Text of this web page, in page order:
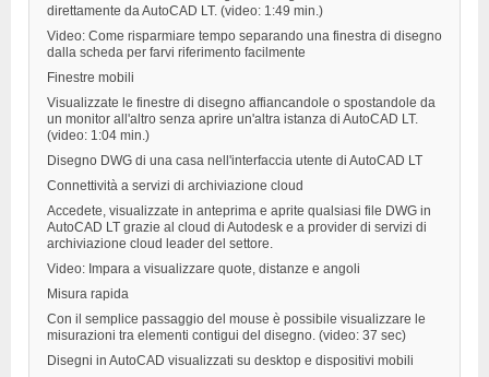
direttamente da AutoCAD LT. (video: 1:49 min.)
Video: Come risparmiare tempo separando una finestra di disegno
dalla scheda per farvi riferimento facilmente
Finestre mobili
Visualizzate le finestre di disegno affiancandole o spostandole da
un monitor all'altro senza aprire un'altra istanza di AutoCAD LT.
(video: 1:04 min.)
Disegno DWG di una casa nell'interfaccia utente di AutoCAD LT
Connettività a servizi di archiviazione cloud
Accedete, visualizzate in anteprima e aprite qualsiasi file DWG in
AutoCAD LT grazie al cloud di Autodesk e a provider di servizi di
archiviazione cloud leader del settore.
Video: Impara a visualizzare quote, distanze e angoli
Misura rapida
Con il semplice passaggio del mouse è possibile visualizzare le
misurazioni tra elementi contigui del disegno. (video: 37 sec)
Disegni in AutoCAD visualizzati su desktop e dispositivi mobili